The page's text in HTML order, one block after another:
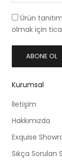
Ürün
olmak için
ABONE OL
Kurumsal
İletişim
Hakkımızda
Exquise
Sıkça Sorulan